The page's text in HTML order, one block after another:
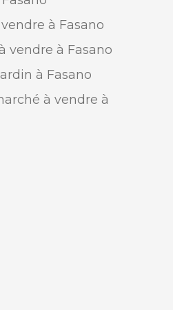
à Fasano
vendre à Fasano
à Fasano
à vendre à